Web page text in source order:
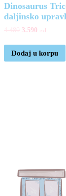
Dinosaurus
daljinsko
3.590 rsd
Dodaj u korpu